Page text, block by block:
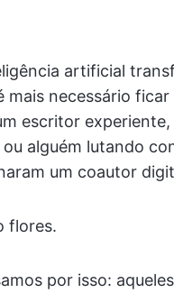
artificial
necessário
escritor
alguém lutando
um coautor
flores.
por isso: